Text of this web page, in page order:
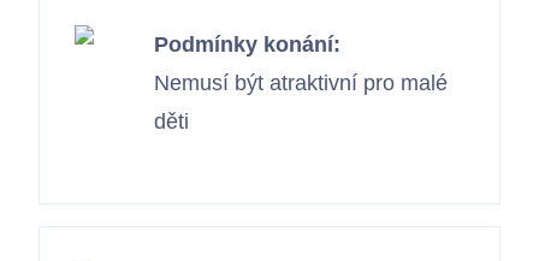
Podmínky konání:
Nemusí být atraktivní pro malé
děti